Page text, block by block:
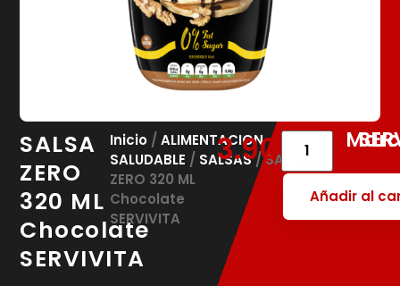
SALSA
ZERO
320 ML
Chocolate
SERVIVITA
Inicio /ALIMENTACION
SALUDABLE / SALSAS/ SALSA
ZERO 320 ML
Chocolate
SERVIVITA
3.90 €
Añadir al